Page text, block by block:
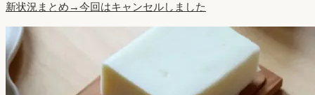
新状況まとめ→今回はキャンセルしました